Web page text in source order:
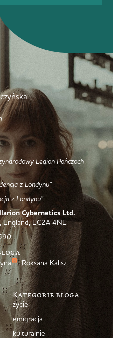
Legion Pończoch
z Londynu”
z Londynu”
Cybernetics Ltd.
EC2A 4NE
Roksana Kalisz
Kategorie bloga
życie
emigracja
kulturalnie